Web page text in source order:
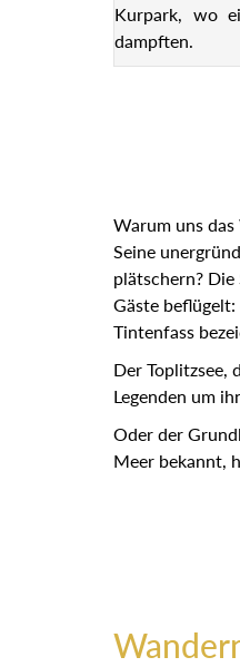
Kurpark, wo
dampften.
Warum uns
Seine
plätschern? Die
Gäste beflügelt:
Tintenfass
Der Toplitzsee,
Legenden um
Oder der
Meer bekannt,